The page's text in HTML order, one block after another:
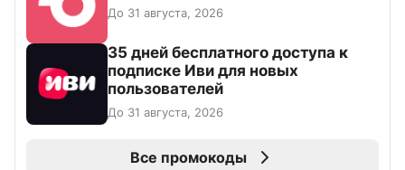
До 31 августа, 2026
35 дней бесплатного доступа к
подписке Иви для новых
пользователей
До 31 августа, 2026
Все промокоды